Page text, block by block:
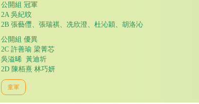
公開組 冠軍
2A 吳紀旼
2B 張藝㒥、張瑞祺、冼欣澄、杜沁穎、胡洛沁
公開組 優異
2C 許善瑜 梁菁芯
吳溢晞 黃迪圻
2D 陳栢熹 林巧妍
童軍